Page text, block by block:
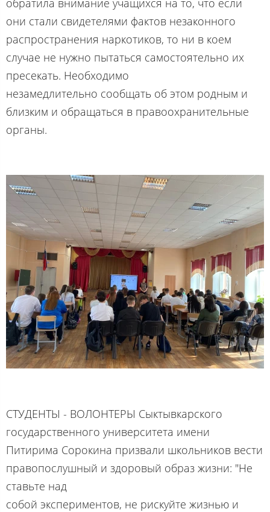
обратила внимание учащихся на то, что если
они стали свидетелями фактов незаконного
распространения наркотиков, то ни в коем
случае не нужно пытаться самостоятельно их
пресекать. Необходимо
незамедлительно сообщать об этом родным и
близким и обращаться в правоохранительные
органы.
СТУДЕНТЫ - ВОЛОНТЕРЫ Сыктывкарского
государственного университета имени
Питирима Сорокина призвали школьников вести
правопослушный и здоровый образ жизни: "Не
ставьте над
собой экспериментов, не рискуйте жизнью и